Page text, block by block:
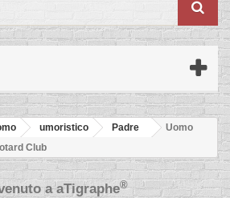
umoristico Padre
Uomo
Club
aaTigraphe®